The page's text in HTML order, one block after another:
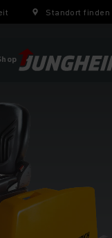
Standort finden